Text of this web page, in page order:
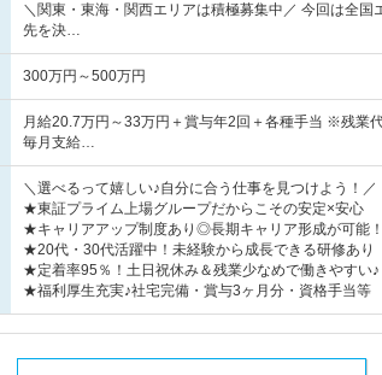
＼関東・東海・関西エリアは積極募集中／ 今回は全
先を決…
300万円～500万円
月給20.7万円～33万円＋賞与年2回＋各種手当 ※残業
毎月支給…
＼選べるって嬉しい♪自分に合う仕事を見つけよう！／
★東証プライム上場グループだからこその安定×安心
★キャリアアップ制度あり◎長期キャリア形成が可能！
★20代・30代活躍中！未経験から成長できる研修あり
★定着率95％！土日祝休み＆残業少なめで働きやすい♪
★福利厚生充実♪社宅完備・賞与3ヶ月分・資格手当等